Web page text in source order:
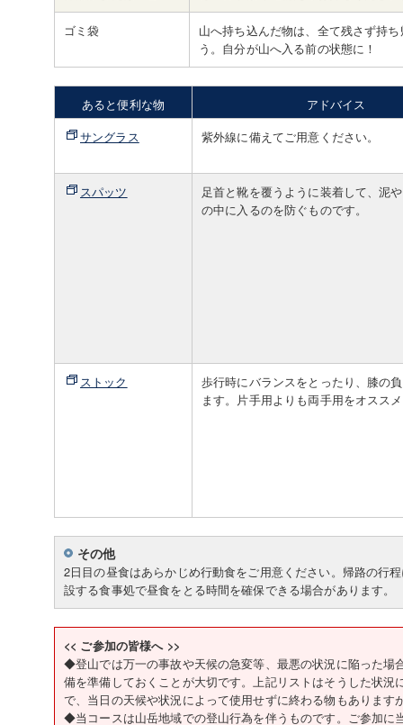
ゴミ袋
山へ持ち込んだ物は、全て残さず持
う。自分が山へ入る前の状態に！
あると便利な物
アドバイス
サングラス
紫外線に備えてご用意ください。
スパッツ
足首と靴を覆うように装着して、泥
の中に入るのを防ぐものです。
ストック
歩行時にバランスをとったり、膝の
ます。片手用よりも両手用をオスス
その他
2日目の昼食はあらかじめ行動食をご用意ください。帰路の行
設する食事処で昼食をとる時間を確保できる場合があります。
<< ご参加の皆様へ >>
◆登山では万一の事故や天候の急変等、最悪の状況に陥った場
備を準備しておくことが大切です。上記リストはそうした状況
で、当日の天候や状況によって使用せずに終わる物もあります
◆当コースは山岳地域での登山行為を伴うものです。ご参加に